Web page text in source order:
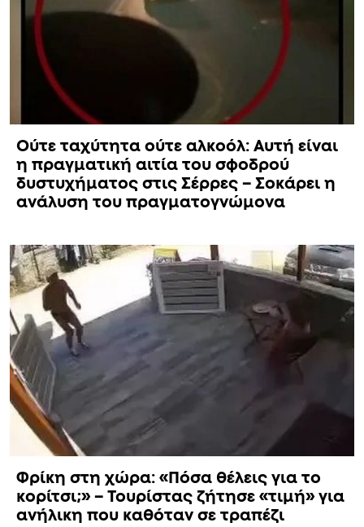
Ούτε ταχύτητα ούτε αλκοόλ: Αυτή είναι
η πραγματική αιτία του σφοδρού
δυστυχήματος στις Σέρρες – Σοκάρει η
ανάλυση του πραγματογνώμονα
Φρίκη στη χώρα: «Πόσα θέλεις για το
κορίτσι;» – Τουρίστας ζήτησε «τιμή» για
ανήλικη που καθόταν σε τραπέζι